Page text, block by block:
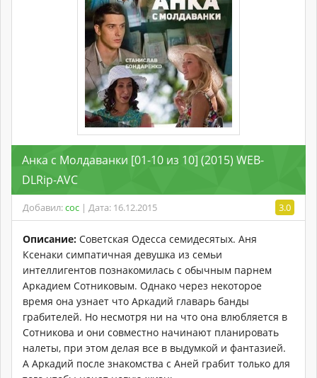
Анка с Молдаванки [01-10 из 10] (2015) WEB-
DLRip-AVC
Добавил:coc | Дата: 16.12.2015 3.0
Описание: Советская Одесса семидесятых. Аня
Ксенаки симпатичная девушка из семьи
интеллигентов познакомилась с обычным парнем
Аркадием Сотниковым. Однако через некоторое
время она узнает что Аркадий главарь банды
грабителей. Но несмотря ни на что она влюбляется в
Сотникова и они совместно начинают планировать
налеты, при этом делая все в выдумкой и фантазией.
А Аркадий после знакомства с Аней грабит только для